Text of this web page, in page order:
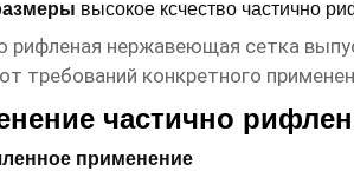
высокое ксчество частично
рифленая нержавеющая сетка
требований конкретного
частично
применение